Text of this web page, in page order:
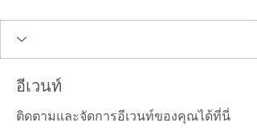
อีเวนท์
ติดตามและจัดการอีเวนท์ของคุณได้ที่นี่